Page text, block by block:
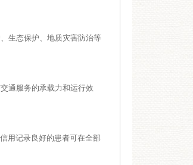
生态保护、地质灾害防治等
通服务的承载力和运行效
用记录良好的患者可在全部